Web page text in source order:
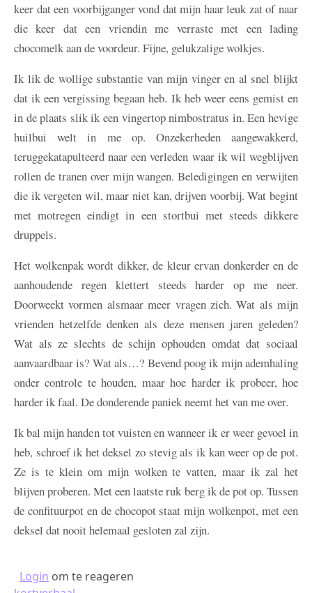
keer dat een voorbijganger vond dat mijn haar leuk zat of naar
die keer dat een vriendin me verraste met een lading
chocomelk aan de voordeur. Fijne, gelukzalige wolkjes.
Ik lik de wollige substantie van mijn vinger en al snel blijkt
dat ik een vergissing begaan heb. Ik heb weer eens gemist en
in de plaats slik ik een vingertop nimbostratus in. Een hevige
huilbui welt in me op. Onzekerheden aangewakkerd,
teruggekatapulteerd naar een verleden waar ik wil wegblijven
rollen de tranen over mijn wangen. Beledigingen en verwijten
die ik vergeten wil, maar niet kan, drijven voorbij. Wat begint
met motregen eindigt in een stortbui met steeds dikkere
druppels.
Het wolkenpak wordt dikker, de kleur ervan donkerder en de
aanhoudende regen klettert steeds harder op me neer.
Doorweekt vormen alsmaar meer vragen zich. Wat als mijn
vrienden hetzelfde denken als deze mensen jaren geleden?
Wat als ze slechts de schijn ophouden omdat dat sociaal
aanvaardbaar is? Wat als…? Bevend poog ik mijn ademhaling
onder controle te houden, maar hoe harder ik probeer, hoe
harder ik faal. De donderende paniek neemt het van me over.
Ik bal mijn handen tot vuisten en wanneer ik er weer gevoel in
heb, schroef ik het deksel zo stevig als ik kan weer op de pot.
Ze is te klein om mijn wolken te vatten, maar ik zal het
blijven proberen. Met een laatste ruk berg ik de pot op. Tussen
de confituurpot en de chocopot staat mijn wolkenpot, met een
deksel dat nooit helemaal gesloten zal zijn.
Login om te reageren